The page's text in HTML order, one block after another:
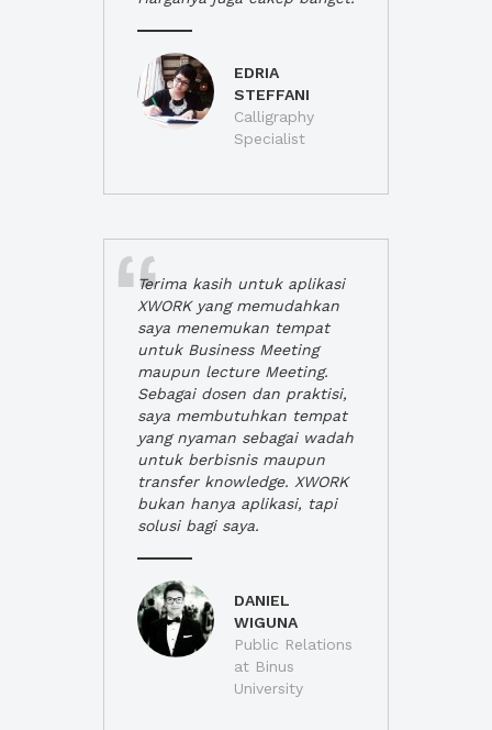
EDRIA
STEFFANI
Calligraphy
Specialist
Terima kasih untuk aplikasi
XWORK yang memudahkan
saya menemukan tempat
untuk Business Meeting
maupun lecture Meeting.
Sebagai dosen dan praktisi,
saya membutuhkan tempat
yang nyaman sebagai wadah
untuk berbisnis maupun
transfer knowledge. XWORK
bukan hanya aplikasi, tapi
solusi bagi saya.
DANIEL
WIGUNA
Public Relations
at Binus
University